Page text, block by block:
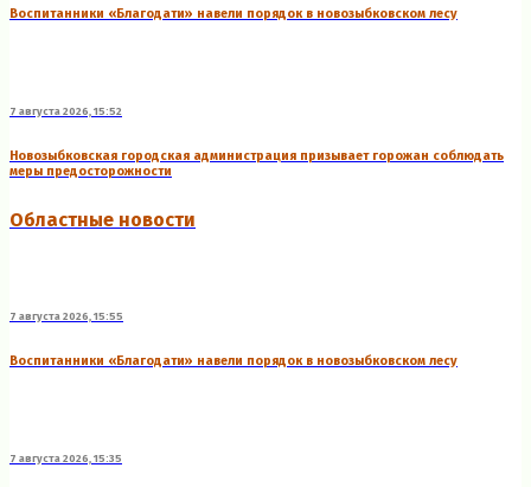
Воспитанники «Благодати» навели порядок в новозыбковском лесу
7 августа 2026, 15:52
Новозыбковская городская администрация призывает горожан соблюдать
меры предосторожности
Областные новости
7 августа 2026, 15:55
Воспитанники «Благодати» навели порядок в новозыбковском лесу
7 августа 2026, 15:35